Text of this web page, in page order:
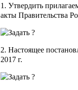
1. Утвердить
акты Правительства
2. Настоящее
2017 г.